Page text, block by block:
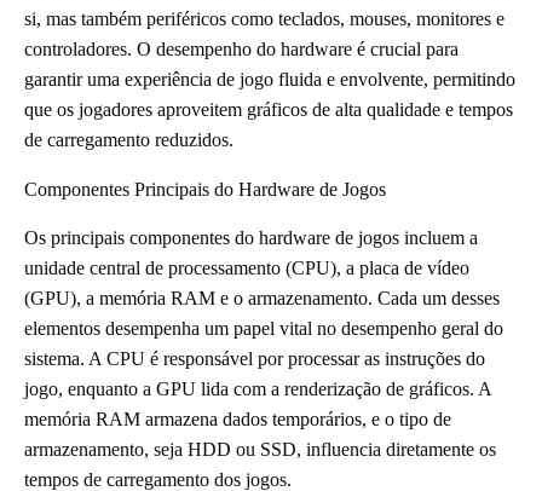
si, mas também periféricos como teclados, mouses, monitores e
controladores. O desempenho do hardware é crucial para
garantir uma experiência de jogo fluida e envolvente, permitindo
que os jogadores aproveitem gráficos de alta qualidade e tempos
de carregamento reduzidos.
Componentes Principais do Hardware de Jogos
Os principais componentes do hardware de jogos incluem a
unidade central de processamento (CPU), a placa de vídeo
(GPU), a memória RAM e o armazenamento. Cada um desses
elementos desempenha um papel vital no desempenho geral do
sistema. A CPU é responsável por processar as instruções do
jogo, enquanto a GPU lida com a renderização de gráficos. A
memória RAM armazena dados temporários, e o tipo de
armazenamento, seja HDD ou SSD, influencia diretamente os
tempos de carregamento dos jogos.